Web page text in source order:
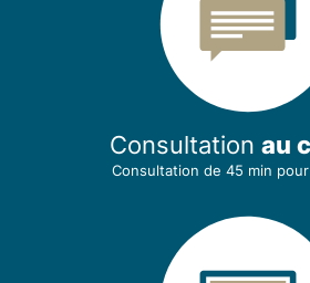
Consultation au
Consultation de 45 min